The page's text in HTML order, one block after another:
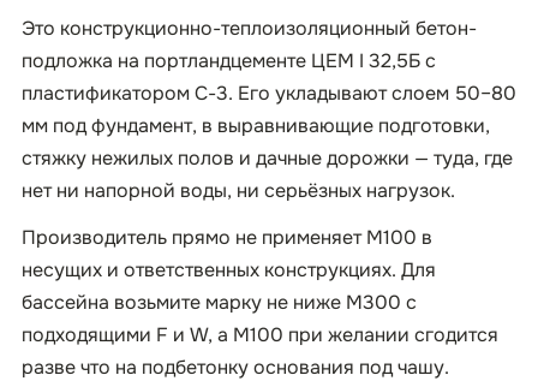
Это конструкционно-теплоизоляционный бетон-
подложка на портландцементе ЦЕМ I 32,5Б с
пластификатором С-3. Его укладывают слоем 50–80
мм под фундамент, в выравнивающие подготовки,
стяжку нежилых полов и дачные дорожки — туда, где
нет ни напорной воды, ни серьёзных нагрузок.
Производитель прямо не применяет М100 в
несущих и ответственных конструкциях. Для
бассейна возьмите марку не ниже М300 с
подходящими F и W, а М100 при желании сгодится
разве что на подбетонку основания под чашу.